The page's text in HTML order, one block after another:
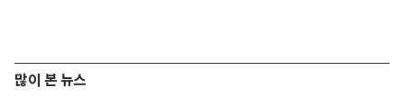
많이 본 뉴스